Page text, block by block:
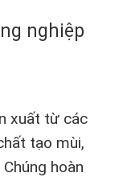
nghiệp
xuất từ các
tạo mùi,
hoàn